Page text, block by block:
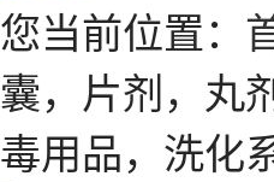
您当前位置：
囊，片剂，丸
毒用品，洗化